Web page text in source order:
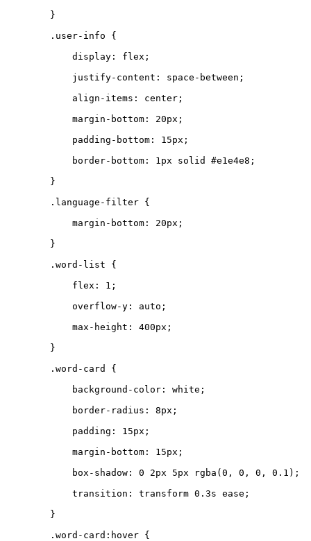
}
. user-info
{
display : flex ;
justify-content : space-between ;
align-items : center ;
margin-bottom : 20px ;
padding-bottom : 15px ;
border-bottom : 1 px solid #e1e4e8 ;
}
. language-filter {
margin-bottom : 20px ;
}
. word-list
{
flex : 1 ;
overflow-y : auto ;
max-height : 400px ;
}
. word-card
{
background-color : white ;
border-radius : 8px ;
padding : 15px ;
margin-bottom : 15px ;
box-shadow : 0 2px 5px rgba (0 , 0 , 0 , 0.1 );
transition : transform 0.3s ease ;
}
. word-card : hover {